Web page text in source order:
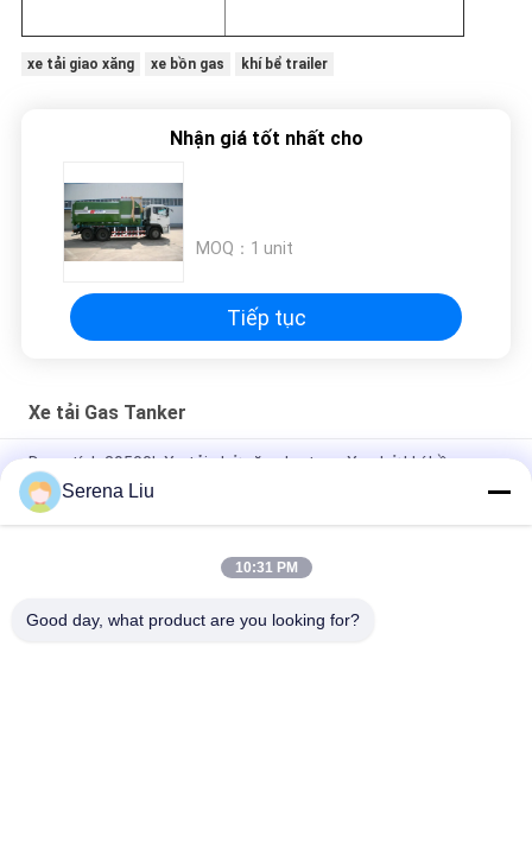
xe tải giao xăng xe bồn gas khí bể trailer
Nhận giá tốt nhất cho
MOQ： 1 unit
Tiếp tục
Xe tải Gas Tanker
Dung tích 39500L Xe tải chở xăng ba trục, Xe chở khí bền
Xe tải chở xăng hóa lỏng Công suất rơ moóc 36000L 3 trục
hiệu quả cao
Xe hai gác thùng xăng 56000L 3x13T FUWA Alxe Bể LNG đông
Serena Liu
10:31 PM
Good day, what product are you looking for?